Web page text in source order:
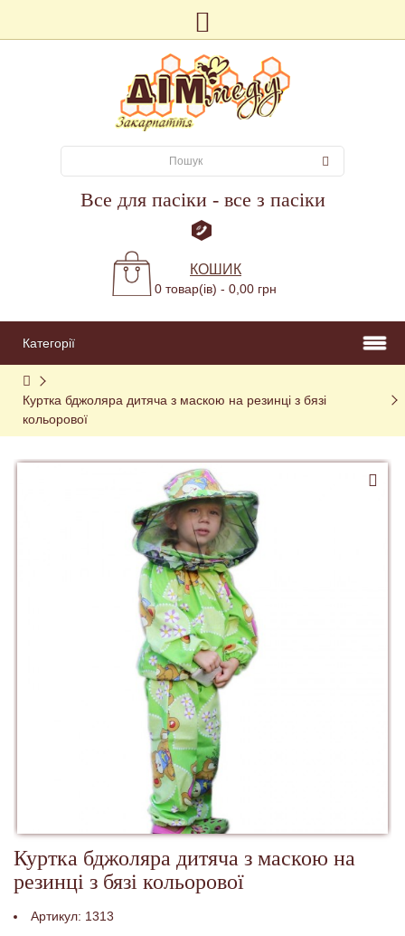
Все для пасіки - все з пасіки
КОШИК
0 товар(ів) - 0,00 грн
Категорії
Куртка бджоляра дитяча з маскою на резинці з бязі
кольорової
Куртка бджоляра дитяча з маскою на
резинці з бязі кольорової
Артикул: 1313